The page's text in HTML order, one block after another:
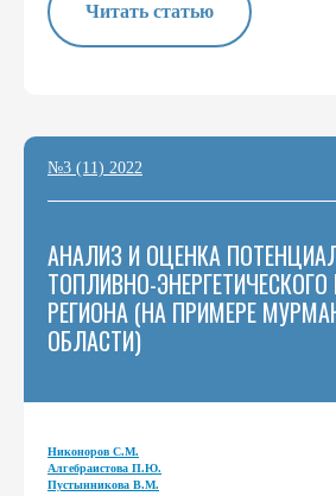
Читать статью
№3 (11) 2022
АНАЛИЗ И ОЦЕНКА
ТОПЛИВНО-
РЕГИОНА (НА ПРИМЕРЕ
ОБЛАСТИ)
Никоноров С.М.
Алгебраистова П.Ю.
Пустынникова В.М.